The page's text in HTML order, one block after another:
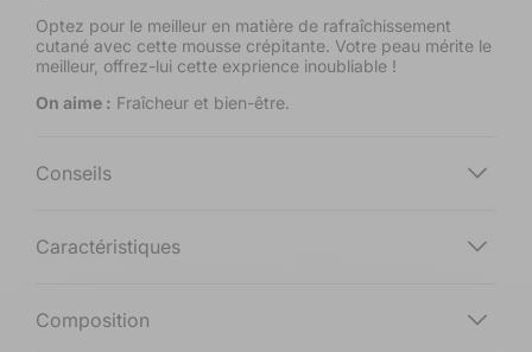
Optez pour le meilleur en matière de rafraîchissement
cutané avec cette mousse crépitante. Votre peau mérite le
meilleur, offrez-lui cette exprience inoubliable !
On aime : Fraîcheur et bien-être.
Conseils
Caractéristiques
Composition